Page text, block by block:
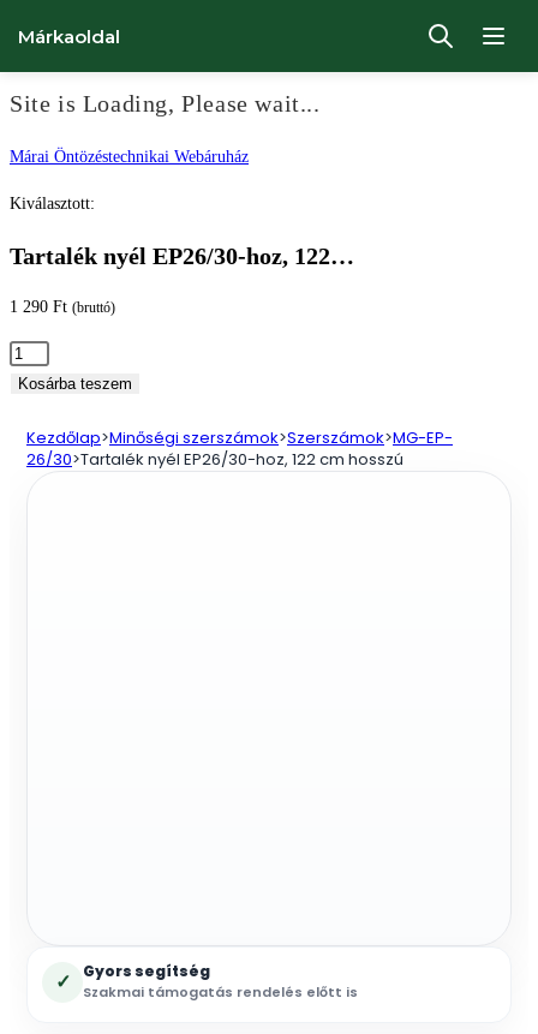
Site is Loading, Please wait...
Ugrás
Márai Öntözéstechnikai Webáruház
Márkaoldal
Kiválasztott:
Tartalék nyél EP26/30-hoz, 122…
1 290 Ft (bruttó)
Tartalék
nyél
hoz,
122
Kosárba teszem
Kezdőlap>Minőségi szerszámok>Szerszámok>MG-EP-
26/30>Tartalék nyél EP26/30-hoz, 122 cm hosszú
✓ Gyors segítség
Szakmai támogatás rendelés előtt is